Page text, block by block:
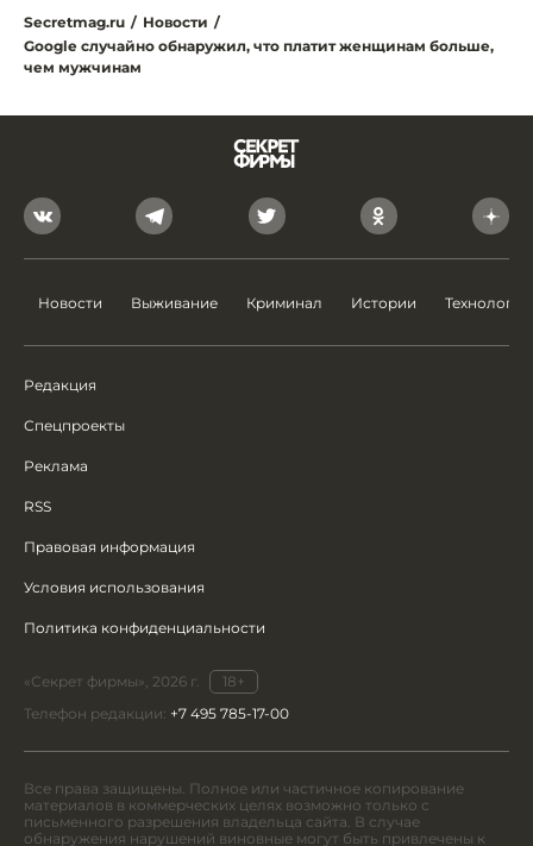
Secretmag.ru / Новости /
Google случайно обнаружил, что платит женщинам больше,
чем мужчинам
Новости Выживание Криминал Истории Технологии
Редакция
Спецпроекты
Реклама
RSS
Правовая информация
Условия использования
Политика конфиденциальности
«Секрет фирмы», 2026 г.
18+
Телефон редакции: +7 495 785-17-00
Все права защищены. Полное или частичное копирование
материалов в коммерческих целях возможно только с
письменного разрешения владельца сайта. В случае
обнаружения нарушений виновные могут быть привлечены к